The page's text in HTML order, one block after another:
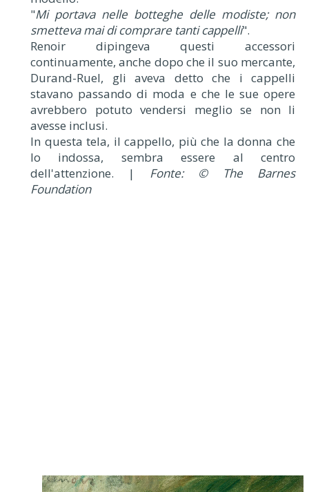
"Mi portava nelle botteghe delle modiste; non
smetteva mai di comprare tanti cappelli".
Renoir dipingeva questi accessori
continuamente, anche dopo che il suo mercante,
Durand-Ruel, gli aveva detto che i cappelli
stavano passando di moda e che le sue opere
avrebbero potuto vendersi meglio se non li
avesse inclusi.
In questa tela, il cappello, più che la donna che
lo indossa, sembra essere al centro
dell'attenzione. |
Fonte: © The Barnes
Foundation